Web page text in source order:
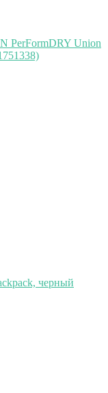
PerFormDRY Union
черный